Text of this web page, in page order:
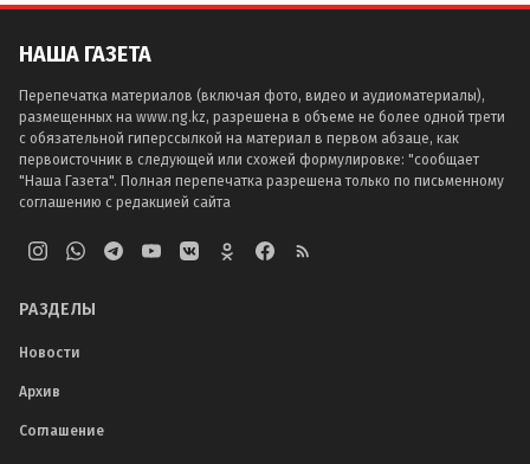
НАША ГАЗЕТА
Перепечатка материалов (включая фото, видео и аудиоматериалы),
размещенных на www.ng.kz, разрешена в объеме не более одной трети
с обязательной гиперссылкой на материал в первом абзаце, как
первоисточник в следующей или схожей формулировке: "сообщает
"Наша Газета". Полная перепечатка разрешена только по письменному
соглашению с редакцией сайта
РАЗДЕЛЫ
Новости
Архив
Соглашение